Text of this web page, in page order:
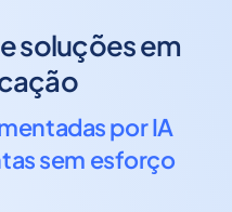
soluções em
por IA
sem esforço